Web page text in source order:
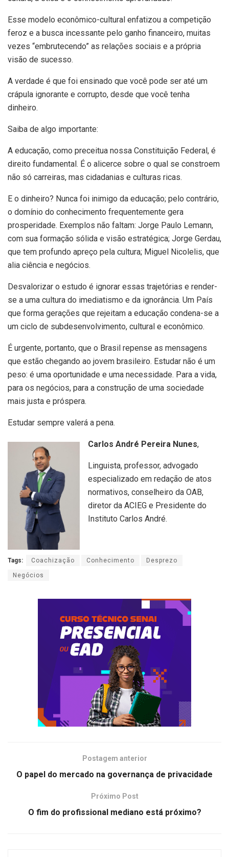
Esse modelo econômico-cultural enfatizou a competição
feroz e a busca incessante pelo ganho financeiro, muitas
vezes “embrutecendo” as relações sociais e a própria
visão de sucesso.
A verdade é que foi ensinado que você pode ser até um
crápula ignorante e corrupto, desde que você tenha
dinheiro.
Saiba de algo importante:
A educação, como preceitua nossa Constituição Federal, é
direito fundamental. É o alicerce sobre o qual se constroem
não só carreiras, mas cidadanias e culturas ricas.
E o dinheiro? Nunca foi inimigo da educação; pelo contrário,
o domínio do conhecimento frequentemente gera
prosperidade. Exemplos não faltam: Jorge Paulo Lemann,
com sua formação sólida e visão estratégica; Jorge Gerdau,
que tem profundo apreço pela cultura; Miguel Nicolelis, que
alia ciência e negócios.
Desvalorizar o estudo é ignorar essas trajetórias e render-
se a uma cultura do imediatismo e da ignorância. Um País
que forma gerações que rejeitam a educação condena-se a
um ciclo de subdesenvolvimento, cultural e econômico.
É urgente, portanto, que o Brasil repense as mensagens
que estão chegando ao jovem brasileiro. Estudar não é um
peso: é uma oportunidade e uma necessidade. Para a vida,
para os negócios, para a construção de uma sociedade
mais justa e próspera.
Estudar sempre valerá a pena.
Carlos André Pereira Nunes,
Linguista, professor, advogado
especializado em redação de atos
normativos, conselheiro da OAB,
diretor da ACIEG e Presidente do
Instituto Carlos André.
Tags: Coachização Conhecimento Desprezo
Negócios
Postagem anterior
O papel do mercado na governança de privacidade
Próximo Post
O fim do profissional mediano está próximo?